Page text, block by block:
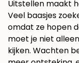
Uitstellen maakt
Veel baasjes
omdat ze hopen
moet je niet
kijken. Wachten